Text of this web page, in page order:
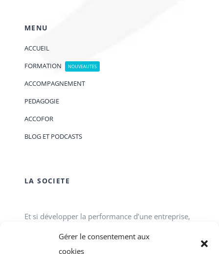
Gérer le consentement aux
cookies
MENU
ACCUEIL
FORMATION
NOUVEAUTES
ACCOMPAGNEMENT
PEDAGOGIE
ACCOFOR
BLOG ET PODCASTS
LA SOCIETE
Et si développer la performance d’une entreprise,
d’une association, d’un service public passait tout
simplement par le développement des talents